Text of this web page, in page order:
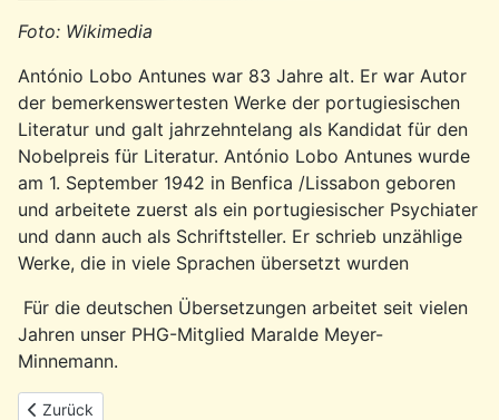
Foto: Wikimedia
António Lobo Antunes war 83 Jahre alt. Er war Autor
der bemerkenswertesten Werke der portugiesischen
Literatur und galt jahrzehntelang als Kandidat für den
Nobelpreis für Literatur. António Lobo Antunes wurde
am 1. September 1942 in Benfica /Lissabon geboren
und arbeitete zuerst als ein portugiesischer Psychiater
und dann auch als Schriftsteller. Er schrieb unzählige
Werke, die in viele Sprachen übersetzt wurden
Für die deutschen Übersetzungen arbeitet seit vielen
Jahren unser PHG-Mitglied Maralde Meyer-
Minnemann.
Vorheriger Beitrag: Ankündigung: Ausfahrt mit dem
Zurück